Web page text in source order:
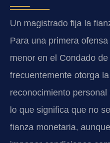
Un magistrado fija la
Para una primera
menor en el Condado
frecuentemente otorga
reconocimiento personal
lo que significa que no
fianza monetaria,